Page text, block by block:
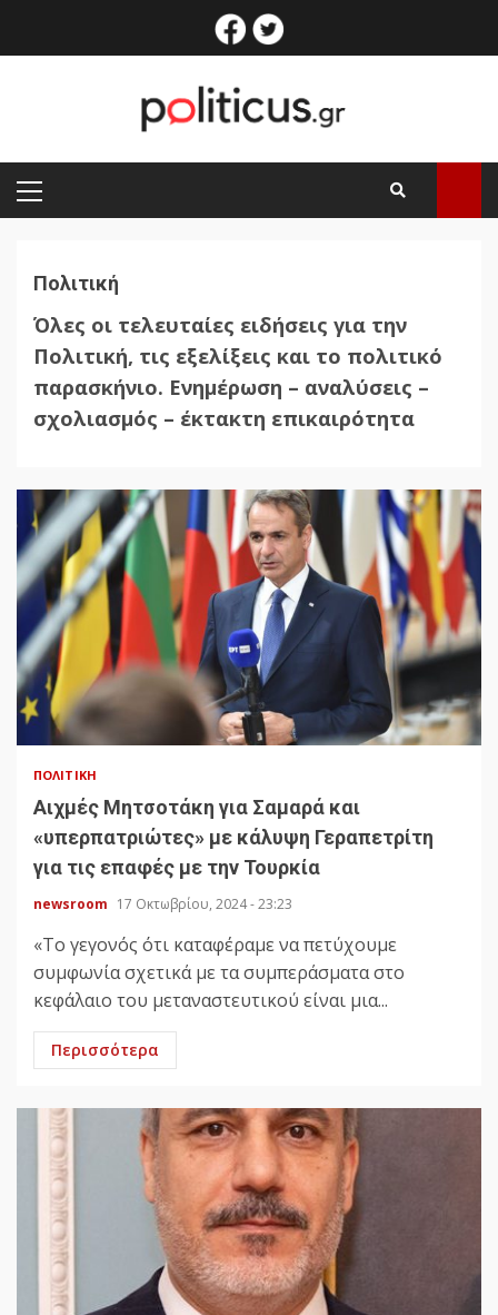
facebook
PRIMARY
MENU
Πολιτική
Όλες οι τελευταίες ειδήσεις για την
Πολιτική, τις εξελίξεις και το πολιτικό
παρασκήνιο. Ενημέρωση – αναλύσεις –
σχολιασμός – έκτακτη επικαιρότητα
ΠΟΛΙΤΙΚΉ
Αιχμές Μητσοτάκη για Σαμαρά και
«υπερπατριώτες» με κάλυψη Γεραπετρίτη
για τις επαφές με την Τουρκία
newsroom 17 Οκτωβρίου, 2024 - 23:23
«Το γεγονός ότι καταφέραμε να πετύχουμε
συμφωνία σχετικά με τα συμπεράσματα στο
κεφάλαιο του μεταναστευτικού είναι μια...
Περισσότερα